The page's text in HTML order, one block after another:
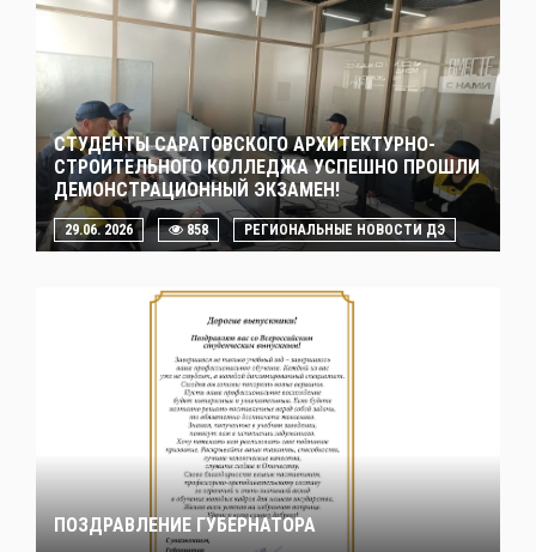
СТУДЕНТЫ САРАТОВСКОГО АРХИТЕКТУРНО-
СТРОИТЕЛЬНОГО КОЛЛЕДЖА УСПЕШНО ПРОШЛИ
ДЕМОНСТРАЦИОННЫЙ ЭКЗАМЕН!
29.06. 2026 858 РЕГИОНАЛЬНЫЕ НОВОСТИ ДЭ
ПОЗДРАВЛЕНИЕ ГУБЕРНАТОРА